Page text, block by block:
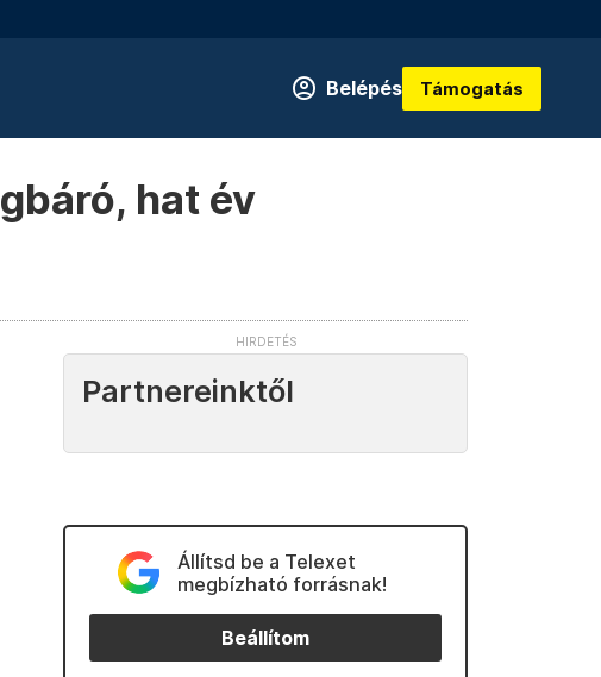
Belépés Támogatás
hat év
Partnereinktől
Állítsd be a Telexet
megbízható forrásnak!
Beállítom